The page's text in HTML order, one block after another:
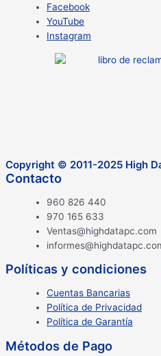
Facebook
YouTube
Instagram
Copyright © 2011-2025 High
Contacto
960 826 440
970 165 633
Ventas@highdatapc.com
Políticas y condiciones
Cuentas Bancarias
Política de Privacidad
Política de Garantía
Métodos de Pago